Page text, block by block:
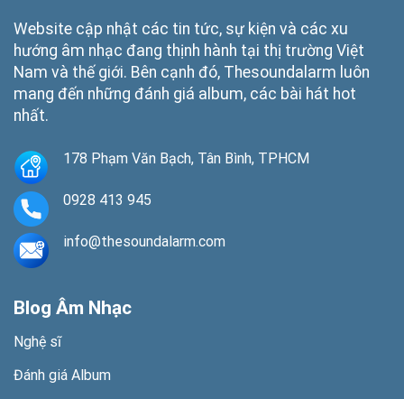
Website cập nhật các tin tức, sự kiện và các xu
hướng âm nhạc đang thịnh hành tại thị trường Việt
Nam và thế giới. Bên cạnh đó, Thesoundalarm luôn
mang đến những đánh giá album, các bài hát hot
nhất.
178 Phạm Văn Bạch, Tân Bình, TPHCM
0928 413 945
info@thesoundalarm.com
Blog Âm Nhạc
Nghệ sĩ
Đánh giá Album